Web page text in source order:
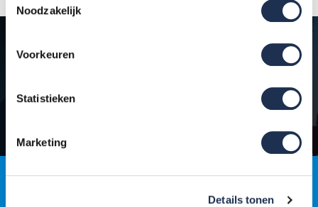
Noodzakelijk
Voorkeuren
Statistieken
Marketing
Details tonen